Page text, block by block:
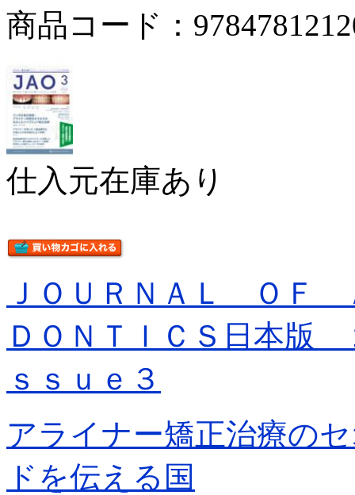
商品コード：
仕入元在庫あり
ＪＯＵＲＮＡＬ ＯＦ
ＤＯＮＴＩＣＳ日本
ｓｓｕｅ３
アライナー矯正治療の
ドを伝える国